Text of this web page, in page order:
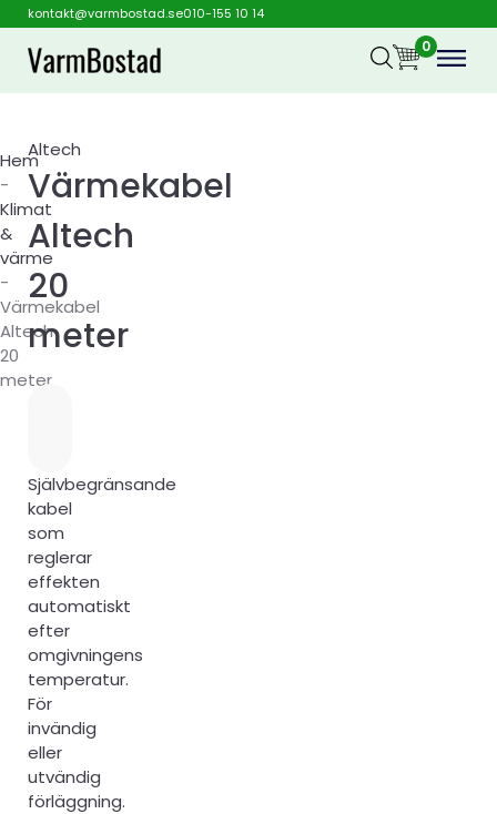
kontakt@varmbostad.se010-155 10 14
0
Hem
-
Klimat
&
värme
-
Värmekabel
Altech
20
meter
Altech
Värmekabel
Altech
20
meter
Självbegränsande
kabel
som
reglerar
effekten
automatiskt
efter
omgivningens
temperatur.
För
invändig
eller
utvändig
förläggning.